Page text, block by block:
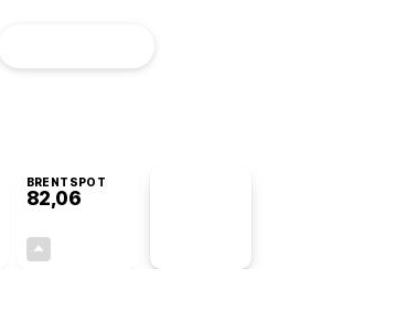
BRENTSPOT
82,06